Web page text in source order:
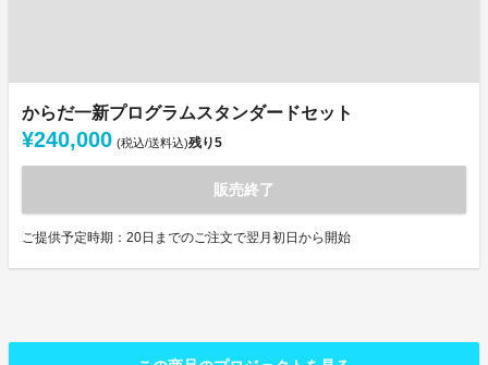
からだ一新プログラムスタンダードセット
¥240,000 (税込/送料込)残り5
販売終了
ご提供予定時期：20日までのご注文で翌月初日から開始